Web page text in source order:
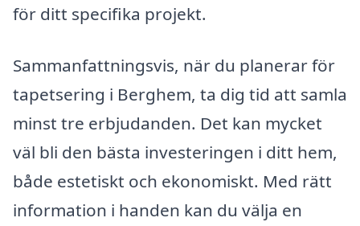
för ditt specifika projekt.
Sammanfattningsvis, när du planerar för
tapetsering i Berghem, ta dig tid att samla
minst tre erbjudanden. Det kan mycket
väl bli den bästa investeringen i ditt hem,
både estetiskt och ekonomiskt. Med rätt
information i handen kan du välja en